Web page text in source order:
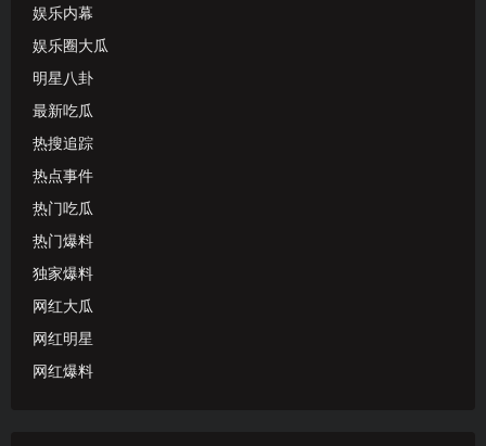
娱乐内幕
娱乐圈大瓜
明星八卦
最新吃瓜
热搜追踪
热点事件
热门吃瓜
热门爆料
独家爆料
网红大瓜
网红明星
网红爆料